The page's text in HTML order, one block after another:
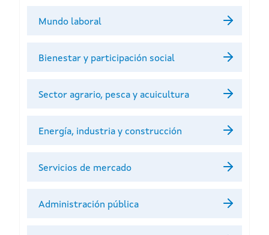
Mundo laboral
Bienestar y participación social
Sector agrario, pesca y acuicultura
Energía, industria y construcción
Servicios de mercado
Administración pública